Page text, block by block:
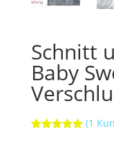
Schnitt
Baby
(1